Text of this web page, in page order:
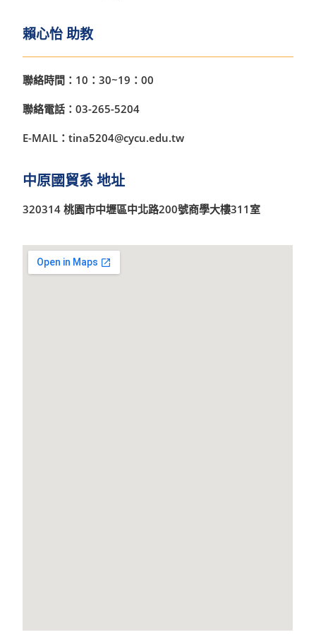
賴心怡 助教
聯絡時間：10：30~19：00
聯絡電話：03-265-5204
E-MAIL：tina5204@cycu.edu.tw
中原國貿系 地址
320314 桃園市中壢區中北路200號商學大樓311室